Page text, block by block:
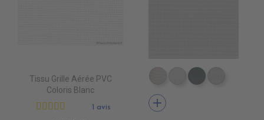
Tissu Grille Aérée PVC
Coloris Blanc
1 avis
DB0209 QUELCY
DB5001 BLANC
DB5003 ACIER
add